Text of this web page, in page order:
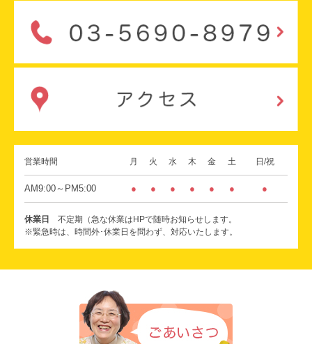
営業時間 月 火 水 木 金 土 日/祝
AM9:00～PM5:00 ● ● ● ● ● ● ●
休業日
不定期（急な休業はHPで随時お知らせします。
※緊急時は、時間外･休業日を問わず、対応いたします。